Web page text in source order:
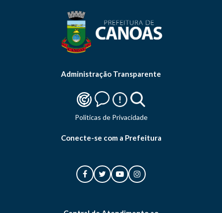
Administração Transparente
Politicas de Privacidade
Conecte-se com a Prefeitura